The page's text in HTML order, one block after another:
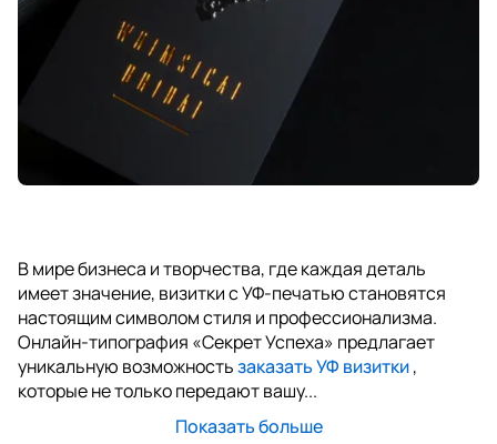
В мире бизнеса и творчества, где каждая деталь
имеет значение, визитки с УФ-печатью становятся
настоящим символом стиля и профессионализма.
Онлайн-типография «Секрет Успеха» предлагает
уникальную возможностьзаказать УФ визитки,
которые не только передают вашу...
Показать больше